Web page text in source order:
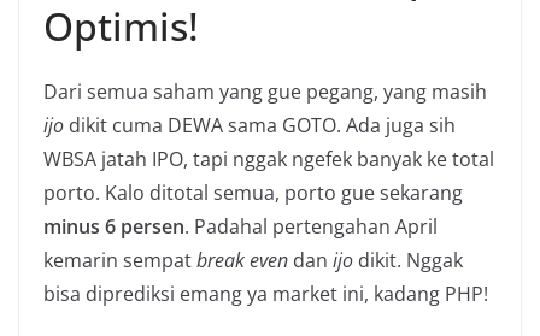
Optimis!
Dari semua saham yang gue pegang, yang masih
ijo dikit cuma DEWA sama GOTO. Ada juga sih
WBSA jatah IPO, tapi nggak ngefek banyak ke total
porto. Kalo ditotal semua, porto gue sekarang
minus 6 persen. Padahal pertengahan April
kemarin sempatbreak even dan ijo dikit. Nggak
bisa diprediksi emang ya market ini, kadang PHP!